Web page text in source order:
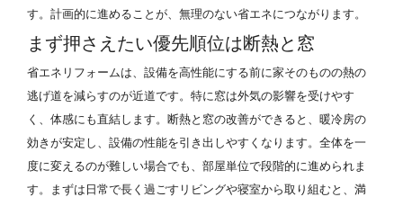
す。計画的に進めることが、無理のない省エネにつながります。
まず押さえたい優先順位は断熱と窓
省エネリフォームは、設備を高性能にする前に家そのものの熱の
逃げ道を減らすのが近道です。特に窓は外気の影響を受けやす
く、体感にも直結します。断熱と窓の改善ができると、暖冷房の
効きが安定し、設備の性能を引き出しやすくなります。全体を一
度に変えるのが難しい場合でも、部屋単位で段階的に進められま
す。まずは日常で長く過ごすリビングや寝室から取り組むと、満